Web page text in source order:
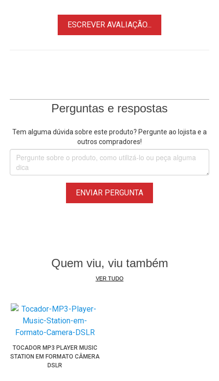
ESCREVER AVALIAÇÃO...
Perguntas e respostas
Tem alguma dúvida sobre este produto? Pergunte ao lojista e a
outros compradores!
ENVIAR PERGUNTA
Quem viu, viu também
VER TUDO
TOCADOR MP3 PLAYER MUSIC
STATION EM FORMATO CÂMERA
DSLR